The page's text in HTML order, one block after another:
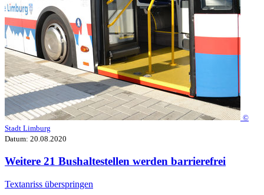
©
Stadt Limburg
Datum: 20.08.2020
Weitere 21 Bushaltestellen werden barrierefrei
Textanriss überspringen